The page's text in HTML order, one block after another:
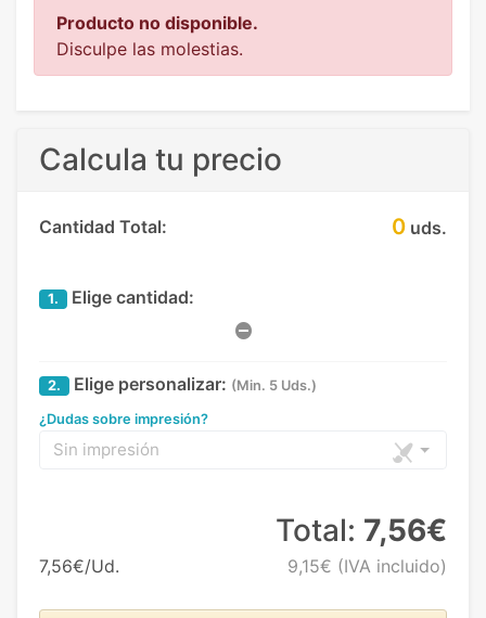
Producto no disponible.
Disculpe las molestias.
Calcula tu precio
Cantidad Total: 0 uds.
1. Elige cantidad:
2. Elige personalizar: (Min. 5 Uds.)
¿Dudas sobre impresión?
Sin impresión
7,56€/Ud.
Total: 7,56€
9,15€ (IVA incluido)